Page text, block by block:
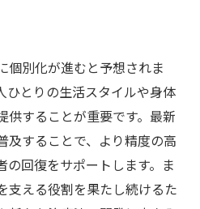
個別化が進むと予想されま
ひとりの生活スタイルや身体
供することが重要です。最新
及することで、より精度の高
の回復をサポートします。ま
支える役割を果たし続けるた